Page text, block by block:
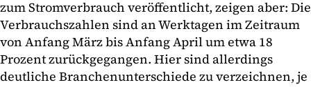
zum Stromverbrauch veröffentlicht, zeigen aber: Die
Verbrauchszahlen sind an Werktagen im Zeitraum
von Anfang März bis Anfang April um etwa 18
Prozent zurückgegangen. Hier sind allerdings
deutliche Branchenunterschiede zu verzeichnen, je